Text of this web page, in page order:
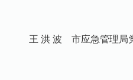
王 洪 波 市应急管理局党